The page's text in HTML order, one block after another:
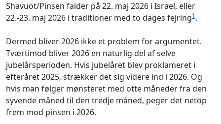
Shavuot/Pinsen falder på 22. maj 2026 i Israel, eller
22.-23. maj 2026 i traditioner med to dages fejring1.
Dermed bliver 2026 ikke et problem for argumentet.
Tværtimod bliver 2026 en naturlig del af selve
jubelårsperioden. Hvis jubelåret blev proklameret i
efteråret 2025, strækker det sig videre ind i 2026. Og
hvis man følger mønsteret med otte måneder fra den
syvende måned til den tredje måned, peger det netop
frem mod pinsen i 2026.